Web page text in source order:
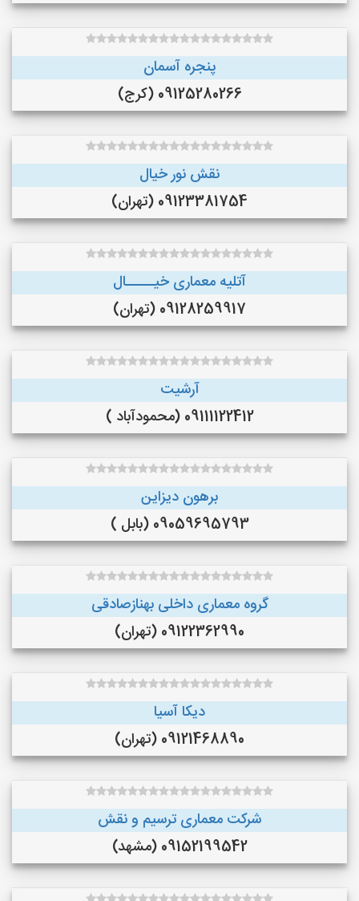
پنجره آسمان
09125280266 (کرج)
نقش نور خیال
09123381754 (تهران)
آتلیه معماری خیـــــال
09128259917 (تهران)
آرشیت
09111122412 (محمودآباد )
برهون دیزاین
09059695793 (بابل )
گروه معماری داخلی بهنازصادقی
09122362990 (تهران)
دیکا آسیا
09121468890 (تهران)
شرکت معماری ترسیم و نقش
09152199542 (مشهد)